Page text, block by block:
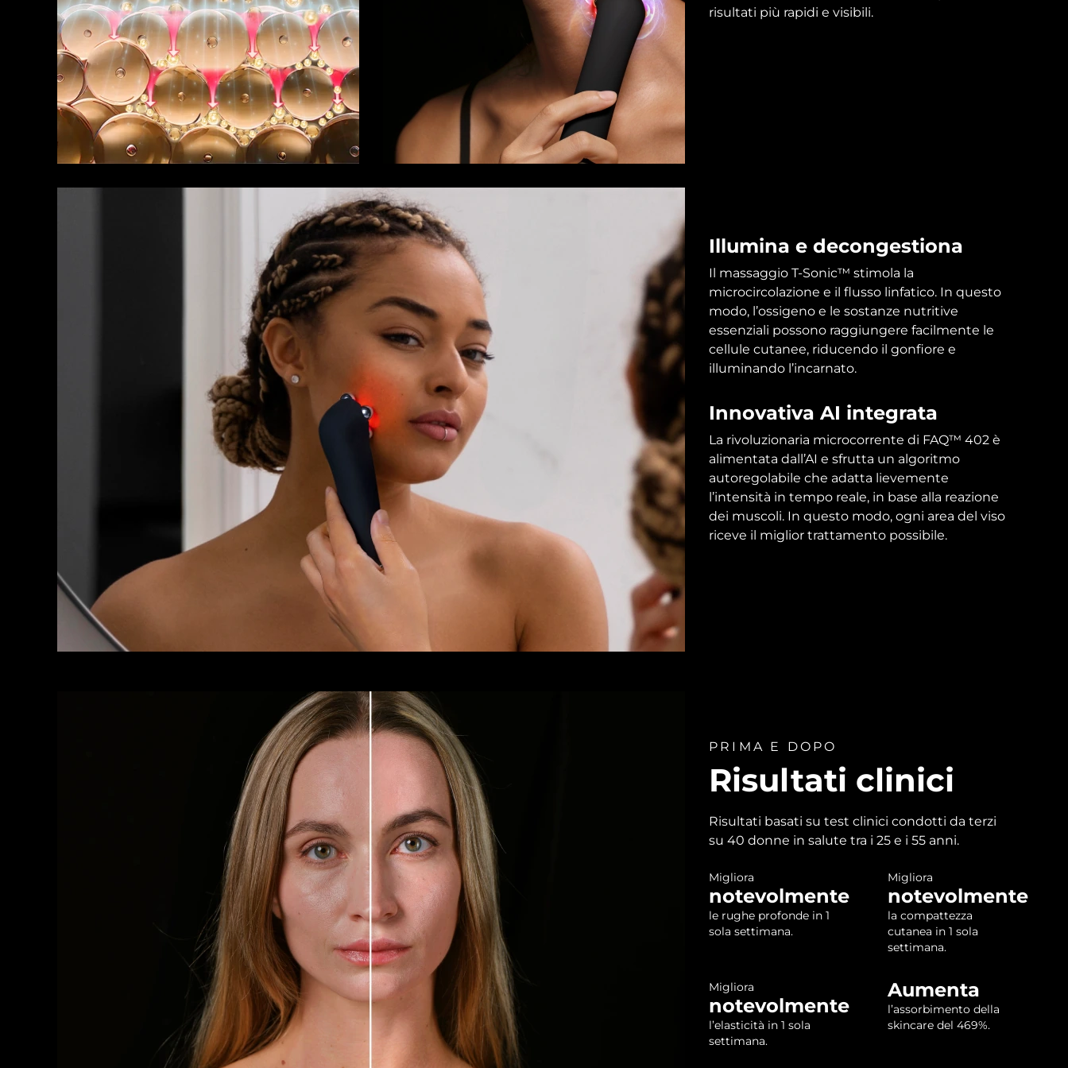
risultati più rapidi e visibili.
Illumina e decongestiona
Il massaggio T-Sonic™ stimola la
microcircolazione e il flusso linfatico. In questo
modo, l’ossigeno e le sostanze nutritive
essenziali possono raggiungere facilmente le
cellule cutanee, riducendo il gonfiore e
illuminando l’incarnato.
Innovativa AI integrata
La rivoluzionaria microcorrente di FAQ™ 402 è
alimentata dall’AI e sfrutta un algoritmo
autoregolabile che adatta lievemente
l’intensità in tempo reale, in base alla reazione
dei muscoli. In questo modo, ogni area del viso
riceve il miglior trattamento possibile.
PRIMA E DOPO
Risultati clinici
Risultati basati su test clinici condotti da terzi
su 40 donne in salute tra i 25 e i 55 anni.
Migliora
notevolmente
le rughe profonde in 1
sola settimana.
Migliora
notevolmente
la compattezza
cutanea in 1 sola
settimana.
Migliora
notevolmente
l’elasticità in 1 sola
settimana.
Aumenta
l’assorbimento della
skincare del 469%.